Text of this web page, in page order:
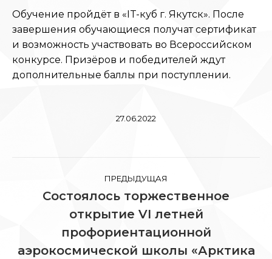
Обучение пройдёт в «IT-куб г. Якутск». После
завершения обучающиеся получат сертификат
и возможность участвовать во Всероссийском
конкурсе. Призёров и победителей ждут
дополнительные баллы при поступлении.
27.06.2022
Навигация
записям
ПРЕДЫДУЩАЯ
Предыдущая
запись:
Состоялось торжественное
открытие VI летней
профориентационной
аэрокосмической школы «Арктика